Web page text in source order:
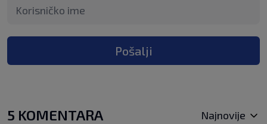
Pošalji
5 KOMENTARA Najnovije